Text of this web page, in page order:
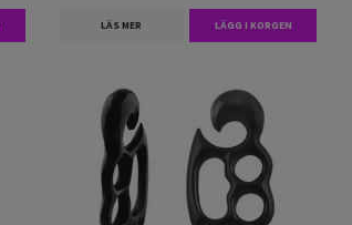
LÄS MER LÄGG I KORGEN